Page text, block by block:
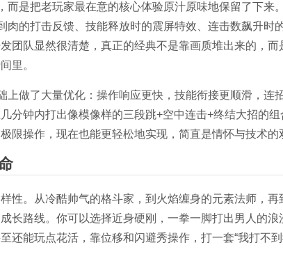
而是把老玩家最在意的核心体验原汁原味地保留了下来
肉的打击反馈、技能释放时的震屏特效、连击数飙升时
团队显然很清楚，真正的经典不是靠画质堆出来的，而
里。
上做了大量优化：操作响应更快，技能衔接更顺滑，连
分钟内打出像模像样的三段跳+空中连击+终结大招的
限操作，现在也能更轻松地实现，简直是情怀与技术的
性。从冷酷帅气的格斗家，到火焰缠身的元素法师，再
长路线。你可以选择近身硬刚，一拳一脚打出男人的浪
还能玩点花活，靠位移和闪避秀操作，打一套“我打不到